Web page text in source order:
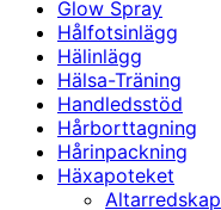
Glow Spray
Hålfotsinlägg
Hälinlägg
Hälsa-Träning
Handledsstöd
Hårborttagning
Hårinpackning
Häxapoteket
Altarredskap